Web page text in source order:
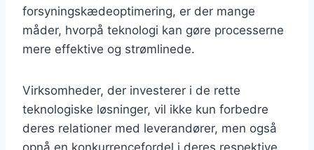
forsyningskædeoptimering, er der mange
måder, hvorpå teknologi kan gøre processerne
mere effektive og strømlinede.
Virksomheder, der investerer i de rette
teknologiske løsninger, vil ikke kun forbedre
deres relationer med leverandører, men også
opnå en konkurrencefordel i deres respektive